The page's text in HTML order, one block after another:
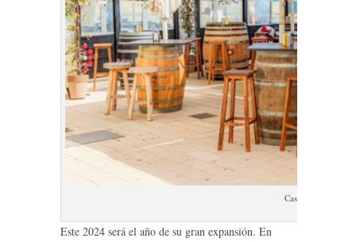
Casa pedro Terraza
Este 2024 será el año de su gran expansión. En